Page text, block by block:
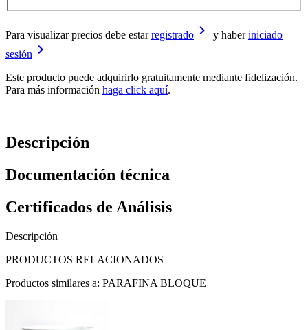
Para visualizar precios debe estarregistrado keyboard_arrow_right y haberiniciado
sesión keyboard_arrow_right
Este producto puede adquirirlo gratuitamente mediante fidelización.
Para más información haga click aquí.
Descripción
Documentación técnica
Certificados de Análisis
Descripción
PRODUCTOS RELACIONADOS
Productos similares a: PARAFINA BLOQUE